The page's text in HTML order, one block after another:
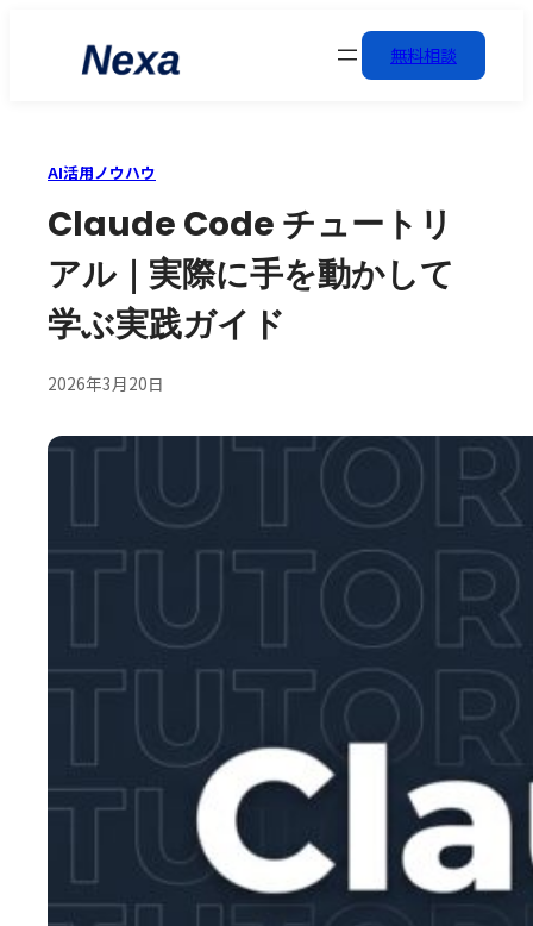
無料相談
AI活用ノウハウ
Claude Code チュートリ
アル｜実際に手を動かして
学ぶ実践ガイド
2026年3月20日